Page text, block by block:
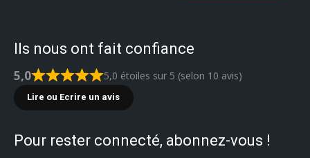
Ils nous ont fait confiance
5,0 5,0 étoiles sur 5 (selon 10 avis)
Lire ou Ecrire un avis
Pour rester connecté, abonnez-vous !